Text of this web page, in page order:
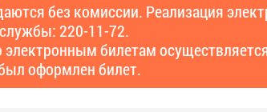
без комиссии. Реализация
220-11-72.
электронным билетам
оформлен билет.